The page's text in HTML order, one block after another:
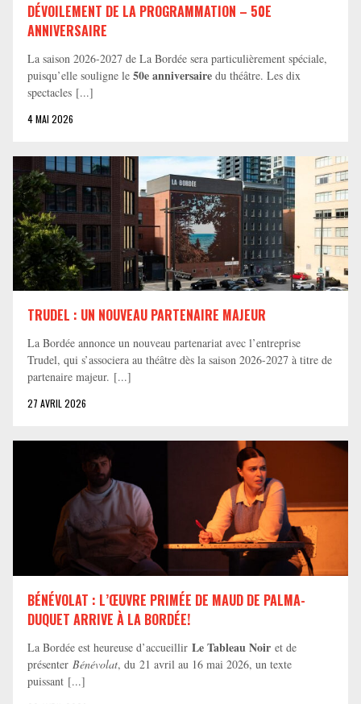
DÉVOILEMENT DE LA PROGRAMMATION – 50E
ANNIVERSAIRE
La saison 2026-2027 de La Bordée sera particulièrement spéciale,
puisqu’elle souligne le 50e anniversaire du théâtre. Les dix
spectacles [...]
4 MAI 2026
TRUDEL : UN NOUVEAU PARTENAIRE MAJEUR
La Bordée annonce un nouveau partenariat avec l’entreprise
Trudel, qui s’associera au théâtre dès la saison 2026-2027 à titre de
partenaire majeur. [...]
27 AVRIL 2026
BÉNÉVOLAT : L’ŒUVRE PRIMÉE DE MAUD DE PALMA-
DUQUET ARRIVE À LA BORDÉE!
La Bordée est heureuse d’accueillir Le Tableau Noir et de
présenter Bénévolat, du 21 avril au 16 mai 2026, un texte
puissant [...]